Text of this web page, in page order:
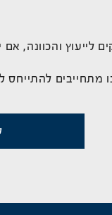
לייעוץ והכוונה,
מתחייבים להתייחס